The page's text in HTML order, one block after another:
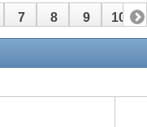
7 8 9 10